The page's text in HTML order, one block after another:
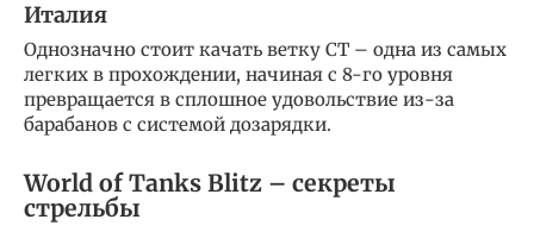
Италия
Однозначно стоит качать ветку СТ – одна из самых
легких в прохождении, начиная с 8-го уровня
превращается в сплошное удовольствие из-за
барабанов с системой дозарядки.
World of Tanks Blitz – секреты
стрельбы